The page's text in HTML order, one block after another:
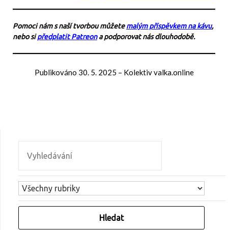
Pomoci nám s naší tvorbou můžetemalým příspěvkem na kávu,
nebo sipředplatit Patreona podporovat nás dlouhodobě.
Publikováno 30. 5. 2025 – Kolektiv valka.online